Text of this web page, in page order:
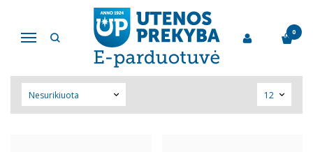
Navigacija
0
Daržovės